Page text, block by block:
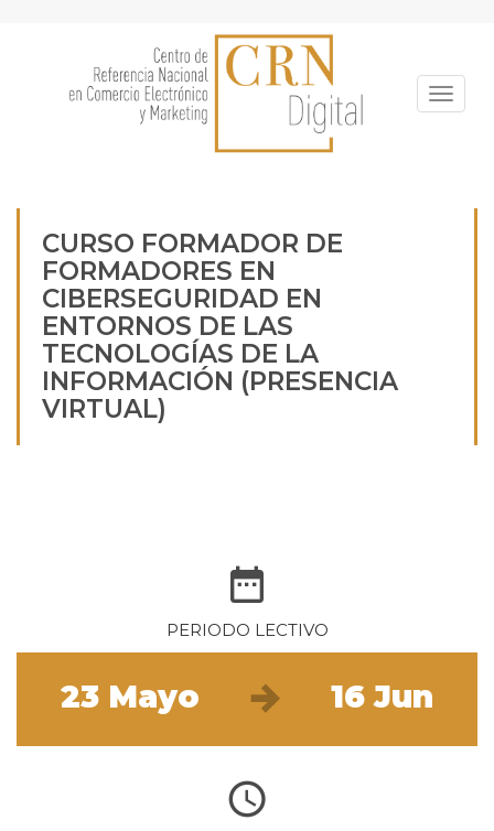
CURSO FORMADOR DE
FORMADORES EN
CIBERSEGURIDAD EN
ENTORNOS DE LAS
TECNOLOGÍAS DE LA
INFORMACIÓN (PRESENCIA
VIRTUAL)
PERIODO LECTIVO
23 Mayo 16 Jun